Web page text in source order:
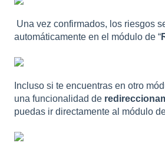
Una vez confirmados, los riesgos
automáticamente en el módulo de “
Incluso si te encuentras en otro
una funcionalidad de
puedas ir directamente al módulo